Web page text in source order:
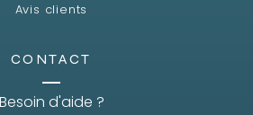
Avis clients
CONTACT
Besoin d'aide ?